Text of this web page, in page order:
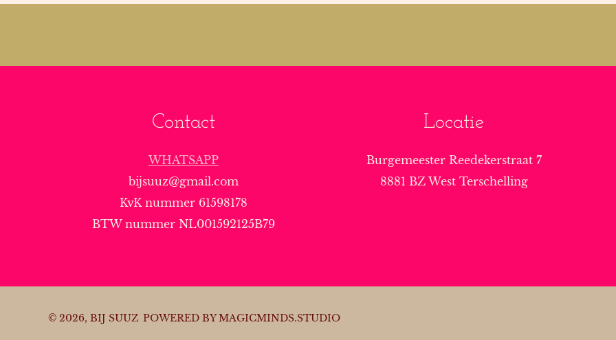
Contact
WHATSAPP
bijsuuz@gmail.com
KvK nummer 61598178
BTW nummer NL001592125B79
Locatie
Burgemeester Reedekerstraat 7
8881 BZ West Terschelling
© 2026, BIJ SUUZ POWERED BY MAGICMINDS.STUDIO